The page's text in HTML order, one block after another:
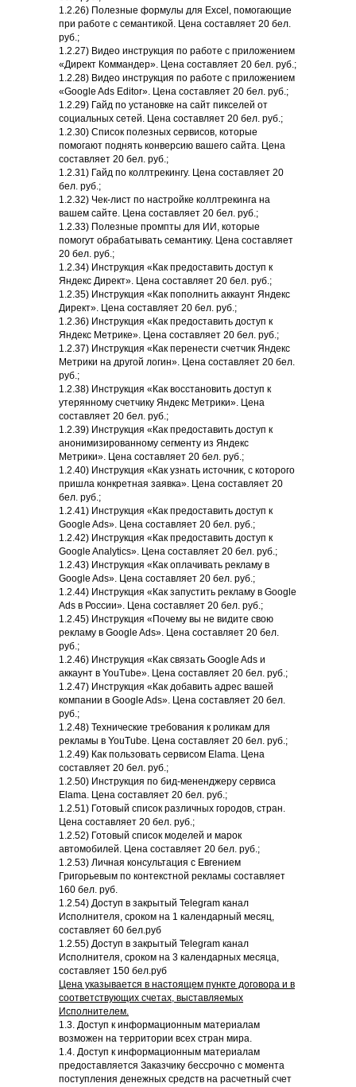
1.2.26) Полезные формулы для Excel, помогающие
при работе с семантикой. Цена составляет 20 бел.
руб.;
1.2.27) Видео инструкция по работе с приложением
«Директ Коммандер». Цена составляет 20 бел. руб.;
1.2.28) Видео инструкция по работе с приложением
«Google Ads Editor». Цена составляет 20 бел. руб.;
1.2.29) Гайд по установке на сайт пикселей от
социальных сетей. Цена составляет 20 бел. руб.;
1.2.30) Список полезных сервисов, которые
помогают поднять конверсию вашего сайта. Цена
составляет 20 бел. руб.;
1.2.31) Гайд по коллтрекингу. Цена составляет 20
бел. руб.;
1.2.32) Чек-лист по настройке коллтрекинга на
вашем сайте. Цена составляет 20 бел. руб.;
1.2.33) Полезные промпты для ИИ, которые
помогут обрабатывать семантику. Цена составляет
20 бел. руб.;
1.2.34) Инструкция «Как предоставить доступ к
Яндекс Директ». Цена составляет 20 бел. руб.;
1.2.35) Инструкция «Как пополнить аккаунт Яндекс
Директ». Цена составляет 20 бел. руб.;
1.2.36) Инструкция «Как предоставить доступ к
Яндекс Метрике». Цена составляет 20 бел. руб.;
1.2.37) Инструкция «Как перенести счетчик Яндекс
Метрики на другой логин». Цена составляет 20 бел.
руб.;
1.2.38) Инструкция «Как восстановить доступ к
утерянному счетчику Яндекс Метрики». Цена
составляет 20 бел. руб.;
1.2.39) Инструкция «Как предоставить доступ к
анонимизированному сегменту из Яндекс
Метрики». Цена составляет 20 бел. руб.;
1.2.40) Инструкция «Как узнать источник, с которого
пришла конкретная заявка». Цена составляет 20
бел. руб.;
1.2.41) Инструкция «Как предоставить доступ к
Google Ads». Цена составляет 20 бел. руб.;
1.2.42) Инструкция «Как предоставить доступ к
Google Analytics». Цена составляет 20 бел. руб.;
1.2.43) Инструкция «Как оплачивать рекламу в
Google Ads». Цена составляет 20 бел. руб.;
1.2.44) Инструкция «Как запустить рекламу в Google
Ads в России». Цена составляет 20 бел. руб.;
1.2.45) Инструкция «Почему вы не видите свою
рекламу в Google Ads». Цена составляет 20 бел.
руб.;
1.2.46) Инструкция «Как связать Google Ads и
аккаунт в YouTube». Цена составляет 20 бел. руб.;
1.2.47) Инструкция «Как добавить адрес вашей
компании в Google Ads». Цена составляет 20 бел.
руб.;
1.2.48) Технические требования к роликам для
рекламы в YouTube. Цена составляет 20 бел. руб.;
1.2.49) Как пользовать сервисом Elama. Цена
составляет 20 бел. руб.;
1.2.50) Инструкция по бид-мененджеру сервиса
Elama. Цена составляет 20 бел. руб.;
1.2.51) Готовый список различных городов, стран.
Цена составляет 20 бел. руб.;
1.2.52) Готовый список моделей и марок
автомобилей. Цена составляет 20 бел. руб.;
1.2.53) Личная консультация с Евгением
Григорьевым по контекстной рекламы составляет
160 бел. руб.
1.2.54) Доступ в закрытый Telegram канал
Исполнителя, сроком на 1 календарный месяц,
составляет 60 бел.руб
1.2.55) Доступ в закрытый Telegram канал
Исполнителя, сроком на 3 календарных месяца,
составляет 150 бел.руб
Цена указывается в настоящем пункте договора и в
соответствующих счетах, выставляемых
Исполнителем.
1.3. Доступ к информационным материалам
возможен на территории всех стран мира.
1.4. Доступ к информационным материалам
предоставляется Заказчику бессрочно с момента
поступления денежных средств на расчетный счет